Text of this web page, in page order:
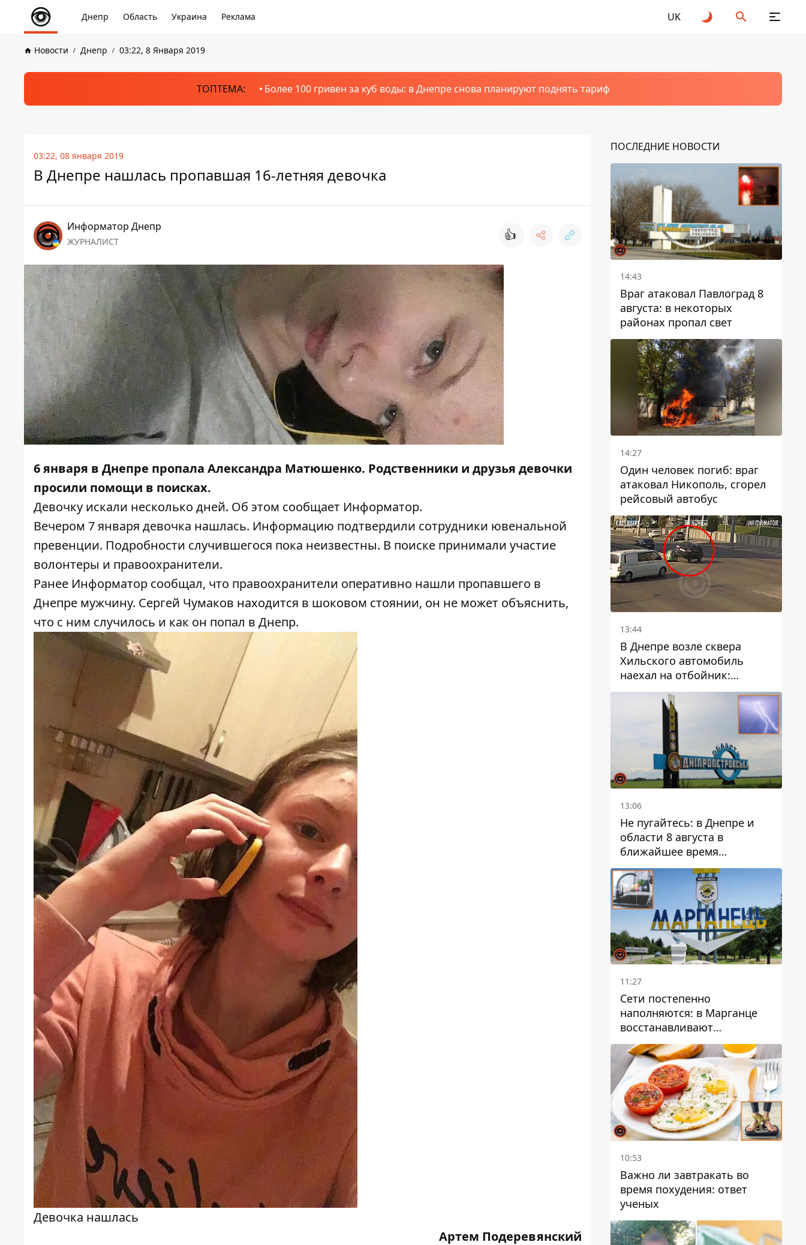
Днепр Область Украина Реклама UK
Новости Днепр 03:22, 8 Января 2019
ТОПТЕМА: Более 100 гривен за куб воды: в Днепре снова планируют поднять тариф
03:22, 08 января 2019
В Днепре нашлась пропавшая 16-летняя девочка
Информатор Днепр
ЖУРНАЛИСТ 👍
6 января в Днепре пропала Александра Матюшенко. Родственники и друзья девочки
просили помощи в поисках.
Девочку искали несколько дней. Об этом сообщает Информатор.
Вечером 7 января девочка нашлась. Информацию подтвердили сотрудники ювенальной
превенции. Подробности случившегося пока неизвестны. В поиске принимали участие
волонтеры и правоохранители.
Ранее Информатор сообщал, что правоохранители оперативно нашли пропавшего в
Днепре мужчину. Сергей Чумаков находится в шоковом стоянии, он не может объяснить,
что с ним случилось и как он попал в Днепр.
Девочка нашлась
Артем Подеревянский
ПОСЛЕДНИЕ НОВОСТИ
14:43
Враг атаковал Павлоград 8
августа: в некоторых
районах пропал свет
14:27
Один человек погиб: враг
атаковал Никополь, сгорел
рейсовый автобус
13:44
В Днепре возле сквера
Хильского автомобиль
наехал на отбойник:
момент происшествия
13:06
Не пугайтесь: в Днепре и
области 8 августа в
ближайшее время
ожидается гроза
11:27
Сети постепенно
наполняются: в Марганце
восстанавливают
водоснабжение
10:53
Важно ли завтракать во
время похудения: ответ
ученых